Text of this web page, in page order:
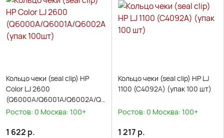
Кольцо чеки (seal clip) HP
Color LJ 2600
(Q6000A/Q6001A/Q6002A/Q6003A)
(упак 100шт)
Ростов: 0 Москва: 100+
1 622 р.
Кольцо чеки (seal clip) HP LJ
1100 (C4092A) (упак 100 шт)
Ростов: 0 Москва: 100+
1 217 р.